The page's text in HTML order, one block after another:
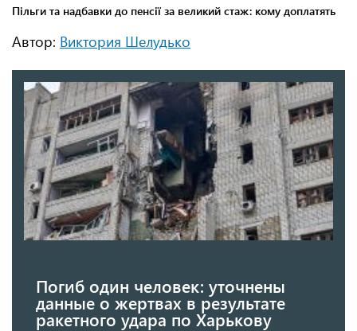
Автор: Виктория Шелудько
Погиб один человек: уточнены
данные о жертвах в результате
ракетного удара по Харькову